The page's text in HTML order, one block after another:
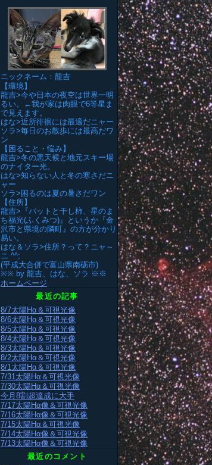
ニックネーム：龍吉
【環境】
龍吉>今や日本の夜空は世界一明
るい。←我が家は肉眼で6等星ま
で見えます。
はな>近所徘徊には最適だニャー
ソラ>毎日のお散歩には最高だワ
ン
【困ること・悩み】
龍吉>冬の悪天候と地元スキー場
のナイター光。
はな>知らない人と冬の寒さだニ
ャー
ソラ>困るのは夏の暑さだワン
【住所】
龍吉>『バットと干し柿、星のま
ち福光(ふくみつ)』というか『金
沢市と県境の隣町』の方が分かり
易い。
はな＆ソラ>住所？って？ニャ～
ニ ^^;
(平成大合併で富山県南砺市)
※※ by 龍吉、はな、ソラ ※※
ホームページ
最近の記事
8/7太陽Hα＆可視光像
8/6太陽Hα＆可視光像
8/5太陽Hα＆可視光像
8/4太陽Hα＆可視光像
8/3太陽Hα＆可視光像
8/2太陽Hα＆可視光像
8/1太陽Hα＆可視光像
7/31太陽Hα＆可視光像
7/30太陽Hα＆可視光像
今月8割超達成に大手
7/17太陽Hα像＆可視光像
7/16太陽Hα像＆可視光像
7/15太陽Hα＆可視光像
7/14太陽Hα像＆可視光像
7/13太陽Hα像＆可視光像
最近のコメント